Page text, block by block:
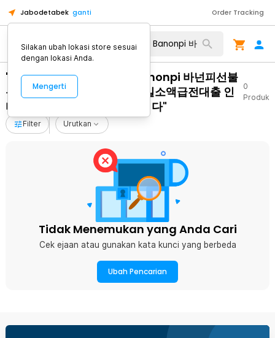
Jabodetabek ganti Order Tracking
"무방문개인돈 탤ㄹH문의 Banonpi 바넌피선불
유심내구제 음성군24시간당일소액급전대출 인
터넷테크추천 무제한달심삽니다"
0
Produk
Filter Urutkan
Tidak Menemukan yang Anda Cari
Cek ejaan atau gunakan kata kunci yang berbeda
Ubah Pencarian
Silakan ubah lokasi store sesuai
dengan lokasi Anda.
Mengerti